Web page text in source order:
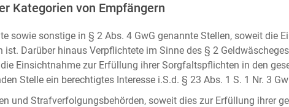
Kategorien von Empfängern
sowie sonstige in § 2 Abs. 4 GwG genannte Stellen, soweit die
Darüber hinaus Verpflichtete im Sinne des § 2
Einsichtnahme zur Erfüllung ihrer Sorgfaltspflichten in den
Stelle ein berechtigtes Interesse i.S.d. § 23 Abs. 1 S. 1 Nr. 3
und Strafverfolgungsbehörden, soweit dies zur Erfüllung ihrer